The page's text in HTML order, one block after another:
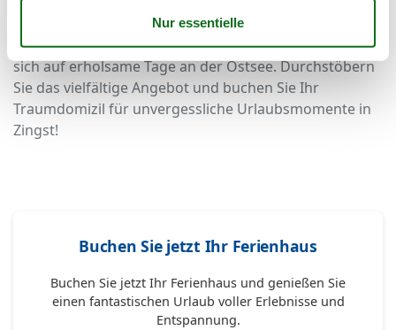
direkt am oder nahe dem Ostseewellenweg in Zingst.
Sichern Sie sich Ihre Wunschunterkunft und freuen Sie
sich auf erholsame Tage an der Ostsee. Durchstöbern
Sie das vielfältige Angebot und buchen Sie Ihr
Traumdomizil für unvergessliche Urlaubsmomente in
Zingst!
Buchen Sie jetzt Ihr Ferienhaus
Buchen Sie jetzt Ihr Ferienhaus und genießen Sie
einen fantastischen Urlaub voller Erlebnisse und
Entspannung.